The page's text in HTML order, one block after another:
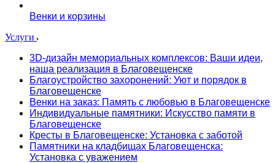
Венки и корзины
Услуги
3D-дизайн мемориальных комплексов: Ваши идеи,
наша реализация в Благовещенске
Благоустройство захоронений: Уют и порядок в
Благовещенске
Венки на заказ: Память с любовью в Благовещенске
Индивидуальные памятники: Искусство памяти в
Благовещенске
Кресты в Благовещенске: Установка с заботой
Памятники на кладбищах Благовещенска:
Установка с уважением